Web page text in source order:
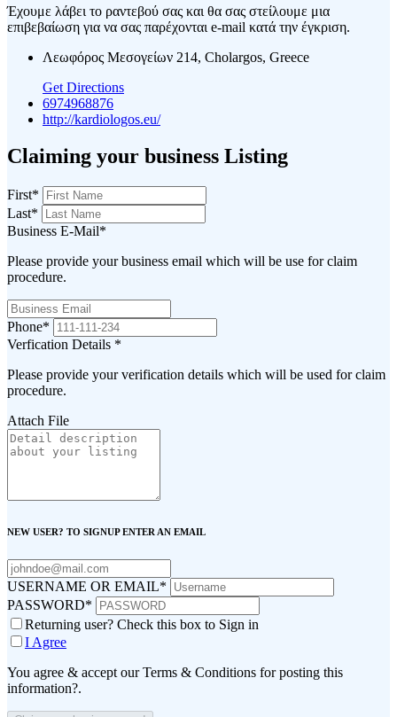
Έχουμε λάβει το ραντεβού σας και θα σας στείλουμε μια
επιβεβαίωση για να σας παρέχονται e-mail κατά την έγκριση.
Λεωφόρος Μεσογείων 214, Cholargos, Greece
Get Directions
6974968876
http://kardiologos.eu/
Claiming your business Listing
First*
Last*
Business E-Mail*
Please provide your business email which will be use for claim
procedure.
Phone*
Verfication Details *
Please provide your verification details which will be used for claim
procedure.
Attach File
NEW USER? TO SIGNUP ENTER AN EMAIL
USERNAME OR EMAIL*
PASSWORD*
Returning user? Check this box to Sign in
I Agree
You agree & accept our Terms & Conditions for posting this
information?.